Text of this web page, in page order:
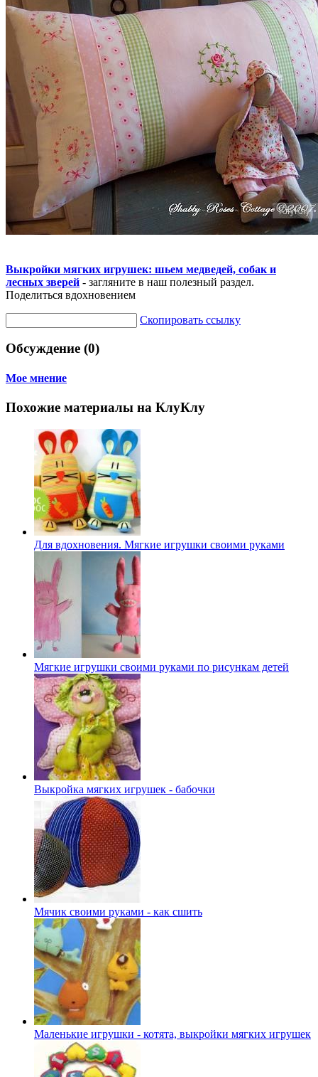
Выкройки мягких игрушек: шьем медведей, собак и
лесных зверей - загляните в наш полезный раздел.
Поделиться вдохновением
Скопировать ссылку
Обсуждение (0)
Мое мнение
Похожие материалы на КлуКлу
Для вдохновения. Мягкие игрушки своими руками
Мягкие игрушки своими руками по рисункам детей
Выкройка мягких игрушек - бабочки
Мячик своими руками - как сшить
Маленькие игрушки - котята, выкройки мягких игрушек